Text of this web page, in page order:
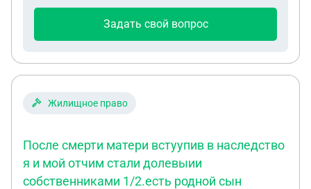
Задать свой вопрос
Жилищное право
После смерти матери встуупив в наследство
я и мой отчим стали долевыии
собственниками 1/2.есть родной сын